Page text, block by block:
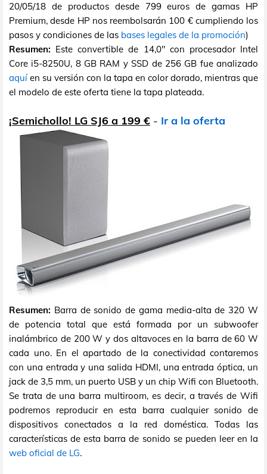
20/05/18 de productos desde 799 euros de gamas HP
Premium, desde HP nos reembolsarán 100 € cumpliendo los
pasos y condiciones de las bases legales de la promoción)
Resumen: Este convertible de 14,0" con procesador Intel
Core i5-8250U, 8 GB RAM y SSD de 256 GB fue analizado
aquí en su versión con la tapa en color dorado, mientras que
el modelo de este oferta tiene la tapa plateada.
¡Semichollo! LG SJ6 a 199 € - Ir a la oferta
Resumen: Barra de sonido de gama media-alta de 320 W
de potencia total que está formada por un subwoofer
inalámbrico de 200 W y dos altavoces en la barra de 60 W
cada uno. En el apartado de la conectividad contaremos
con una entrada y una salida HDMI, una entrada óptica, un
jack de 3,5 mm, un puerto USB y un chip Wifi con Bluetooth.
Se trata de una barra multiroom, es decir, a través de Wifi
podremos reproducir en esta barra cualquier sonido de
dispositivos conectados a la red doméstica. Todas las
características de esta barra de sonido se pueden leer en la
web oficial de LG.